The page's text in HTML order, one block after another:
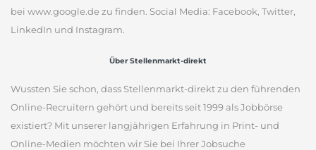
bei www.google.de zu finden. Social Media: Facebook, Twitter,
LinkedIn und Instagram.
Über Stellenmarkt-direkt
Wussten Sie schon, dass Stellenmarkt-direkt zu den führenden
Online-Recruitern gehört und bereits seit 1999 als Jobbörse
existiert? Mit unserer langjährigen Erfahrung in Print- und
Online-Medien möchten wir Sie bei Ihrer Jobsuche